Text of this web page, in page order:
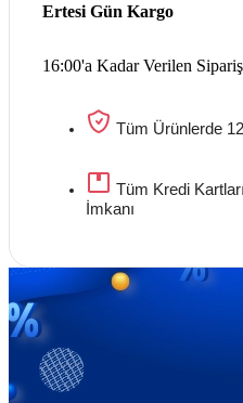
16:00'a Kadar Verilen
Ertesi Gün Kargo
Tüm Ürünlerde
Tüm Kredi
İmkanı